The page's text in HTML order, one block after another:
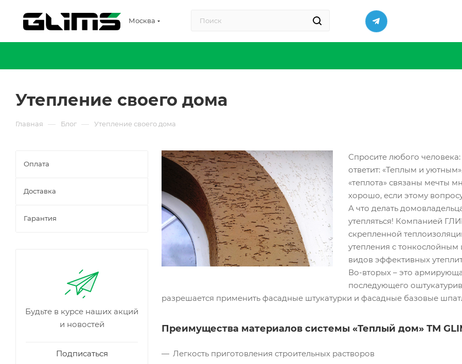
Москва
Утепление своего дома
Главная — Блог — Утепление своего дома
Спросите любого
ответит: «Теплым и
«теплота» связаны мечты
хорошо, если этому
А что делать
утепляться! Компанией
скрепленной
утепления с
видов эффективных
Во-вторых – это
последующего
разрешается применить фасадные штукатурки и фасадные базовые
Преимущества материалов системы «Теплый дом» ТМ
Легкость приготовления строительных растворов
Оплата
Доставка
Гарантия
Будьте в курсе наших акций
и новостей
Подписаться